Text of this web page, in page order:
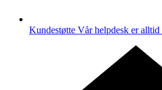
Kundestøtte Vår helpdesk er alltid